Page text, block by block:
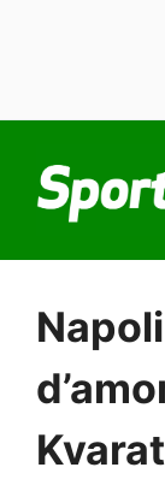
contenuto